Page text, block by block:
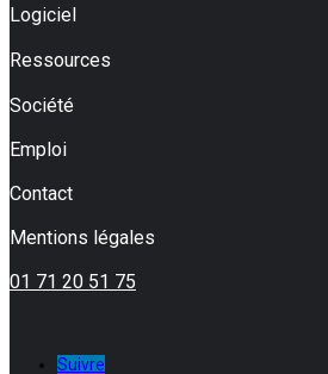
Logiciel
Ressources
Société
Emploi
Contact
Mentions légales
01 71 20 51 75
Suivre